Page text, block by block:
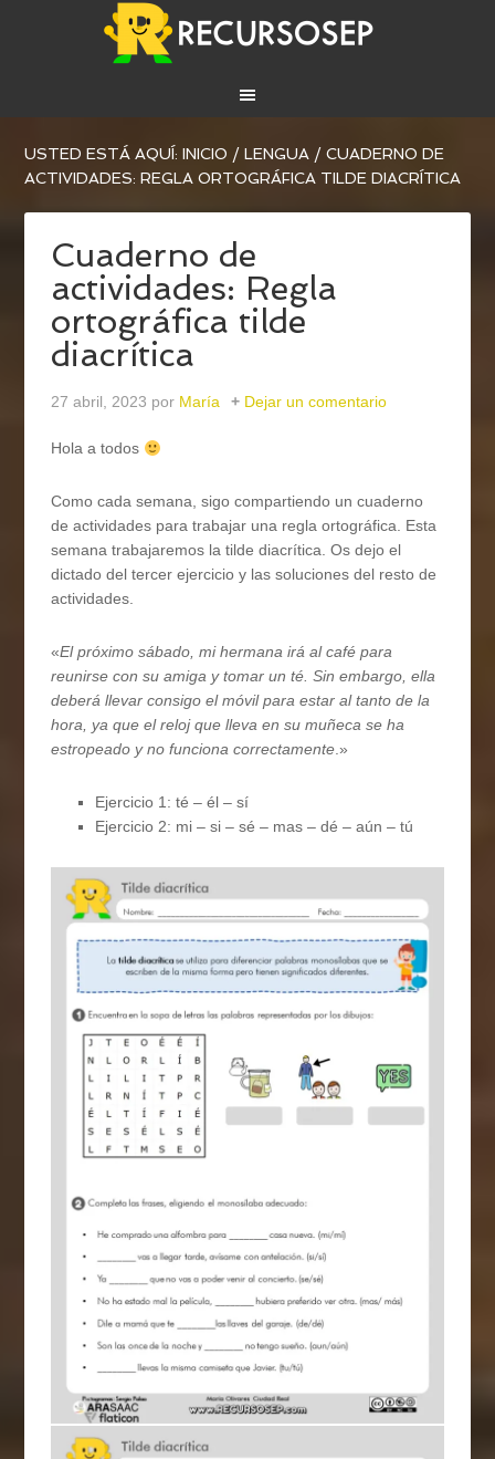
USTED ESTÁ AQUÍ:INICIO / LENGUA / CUADERNO DE
ACTIVIDADES: REGLA ORTOGRÁFICA TILDE DIACRÍTICA
Cuaderno de
actividades: Regla
ortográfica tilde
diacrítica
27 abril, 2023 por María Dejar un comentario
Hola a todos
Como cada semana, sigo compartiendo un cuaderno
de actividades para trabajar una regla ortográfica. Esta
semana trabajaremos la tilde diacrítica. Os dejo el
dictado del tercer ejercicio y las soluciones del resto de
actividades.
«El próximo sábado, mi hermana irá al café para
reunirse con su amiga y tomar un té. Sin embargo, ella
deberá llevar consigo el móvil para estar al tanto de la
hora, ya que el reloj que lleva en su muñeca se ha
estropeado y no funciona correctamente.»
Ejercicio 1: té – él – sí
Ejercicio 2: mi – si – sé – mas – dé – aún – tú